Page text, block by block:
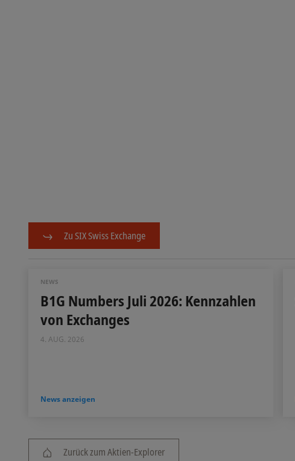
Zu SIX Swiss Exchange
NEWS
B1G Numbers Juli 2026: Kennzahlen
von Exchanges
4. AUG. 2026
News anzeigen
Zurück zum Aktien-Explorer